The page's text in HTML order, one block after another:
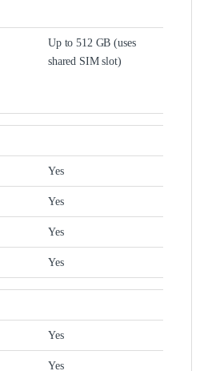
Up to 512 GB (uses
shared SIM slot)
Yes
Yes
Yes
Yes
Yes
Yes